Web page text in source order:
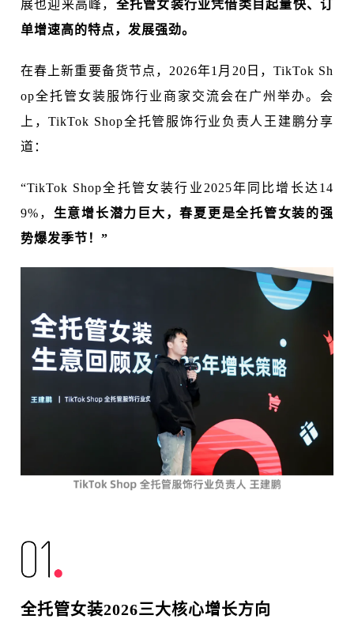
展也迎来高峰， 全托管女装行业凭借类目起量快、订
单增速高的特点，发展强劲。
在春上新重要备货节点，2026年1月20日，TikTok Sh
op全托管女装服饰行业商家交流会在广州举办。会
上，TikTok Shop全托管服饰行业负责人王建鹏分享
道：
“TikTok Shop全托管女装行业2025年同比增长达14
9%， 生意增长潜力巨大，春夏更是全托管女装的强
势爆发季节！”
全托管女装2026三大核心增长方向